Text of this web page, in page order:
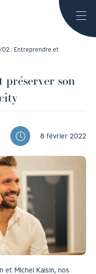
02 : Entreprendre et
préserver son
8 février 2022
et Michel Kaisin, nos